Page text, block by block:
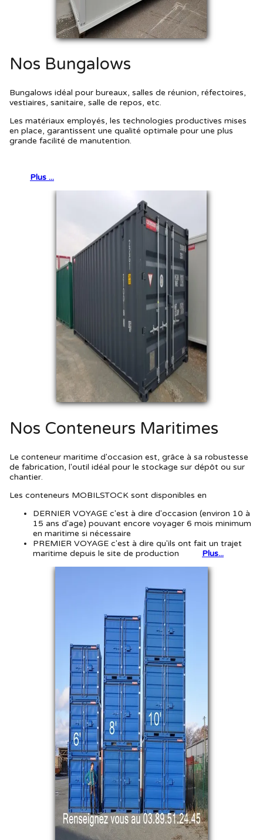
Nos Bungalows
Bungalows idéal pour bureaux, salles de réunion, réfectoires,
vestiaires, sanitaire, salle de repos, etc.
Les matériaux employés, les technologies productives mises
en place, garantissent une qualité optimale pour une plus
grande facilité de manutention.
Plus ...
Nos Conteneurs Maritimes
Le conteneur maritime d'occasion est, grâce à sa robustesse
de fabrication, l'outil idéal pour le stockage sur dépôt ou sur
chantier.
Les conteneurs MOBILSTOCK sont disponibles en
DERNIER VOYAGE c'est à dire d'occasion (environ 10 à
15 ans d'age) pouvant encore voyager 6 mois minimum
en maritime si nécessaire
PREMIER VOYAGE c'est à dire qu'ils ont fait un trajet
maritime depuis le site de production
Plus...